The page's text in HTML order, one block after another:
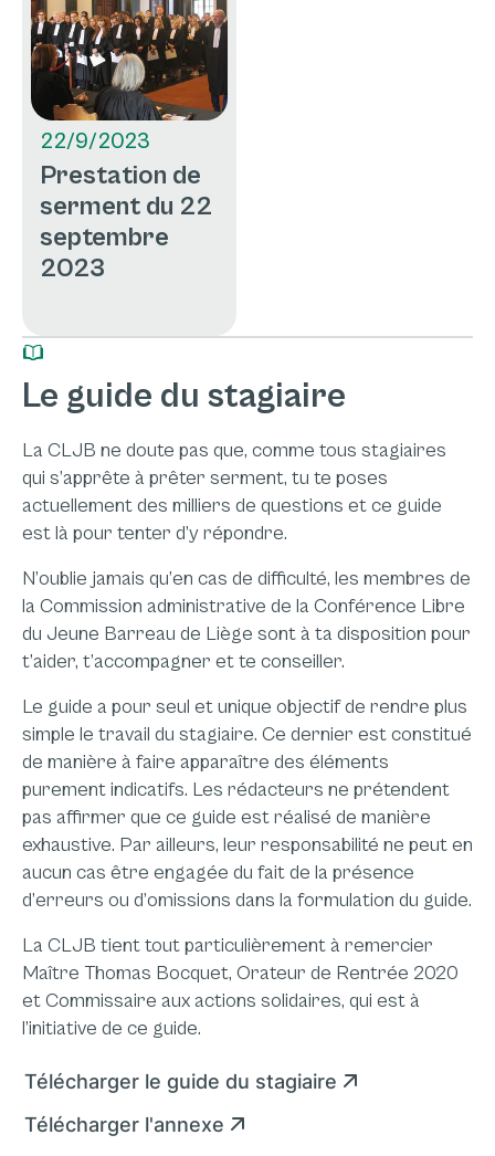
22/9/2023
Prestation de
serment du 22
septembre
2023
Le guide du stagiaire
La CLJB ne doute pas que, comme tous stagiaires
qui s’apprête à prêter serment, tu te poses
actuellement des milliers de questions et ce guide
est là pour tenter d’y répondre.
N’oublie jamais qu’en cas de difficulté, les membres de
la Commission administrative de la Conférence Libre
du Jeune Barreau de Liège sont à ta disposition pour
t’aider, t’accompagner et te conseiller.
Le guide a pour seul et unique objectif de rendre plus
simple le travail du stagiaire. Ce dernier est constitué
de manière à faire apparaître des éléments
purement indicatifs. Les rédacteurs ne prétendent
pas affirmer que ce guide est réalisé de manière
exhaustive. Par ailleurs, leur responsabilité ne peut en
aucun cas être engagée du fait de la présence
d’erreurs ou d’omissions dans la formulation du guide.
La CLJB tient tout particulièrement à remercier
Maître Thomas Bocquet, Orateur de Rentrée 2020
et Commissaire aux actions solidaires, qui est à
l’initiative de ce guide.
Télécharger le guide du stagiaire
Télécharger l'annexe